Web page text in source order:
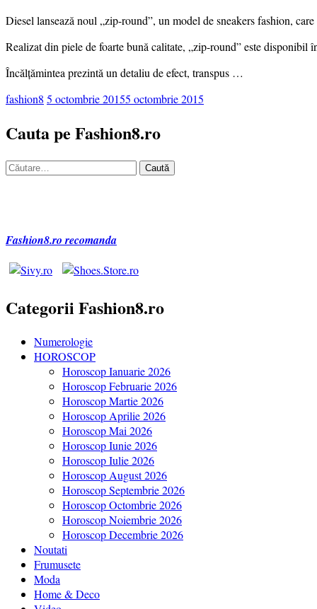
Diesel lansează noul „zip-round”, un model de sneakers fashion,
Realizat din piele de foarte bună calitate, „zip-round” este disponibil
Încălţămintea prezintă un detaliu de efect, transpus …
fashion8 5 octombrie 20155 octombrie 2015
Cauta pe Fashion8.ro
Caută
Fashion8.ro recomanda
Categorii Fashion8.ro
Numerologie
HOROSCOP
Horoscop Ianuarie 2026
Horoscop Februarie 2026
Horoscop Martie 2026
Horoscop Aprilie 2026
Horoscop Mai 2026
Horoscop Iunie 2026
Horoscop Iulie 2026
Horoscop August 2026
Horoscop Septembrie 2026
Horoscop Octombrie 2026
Horoscop Noiembrie 2026
Horoscop Decembrie 2026
Noutati
Frumusete
Moda
Home & Deco